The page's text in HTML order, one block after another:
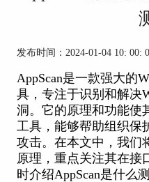
发布时间：2024-01-04 10: 00:
AppScan是一款强大的
具，专注于识别和解决
洞。它的原理和功能使
工具，能够帮助组织保
攻击。在本文中，我们
原理，重点关注其在接
时介绍AppScan是什么